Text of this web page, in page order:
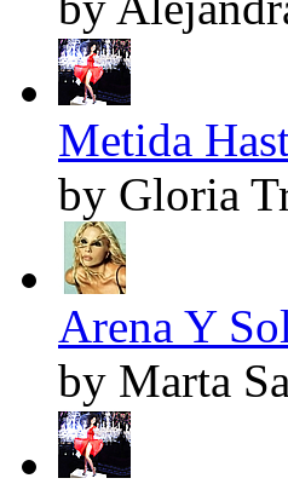
Metida
by Gloria
Arena Y
by Marta